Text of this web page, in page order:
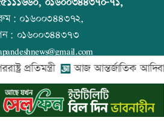
রাষ্ট্রপতি নির্বাচনে বিএনপির ২ মনোনয়নপত্র
সংগ্রহ
সূচকের পতনে চলছে লেনদেন
আজ স্বর্ণ-রুপা যে দামে বিক্রি হচ্ছে
আজ দেশে স্বর্ণের দাম বাড়ল নাকি কমলো
রুম:০১৬০০৩৪৪৩৭২,
০১৬০০৩৪৪৩৭৩
কর্তৃক সর্বসত্ব ® সংরক্ষিত | উন্নয়নে
ইমিথমেকারস.কম
আজ আন্তর্জাতিক আদিবাসী দিবস